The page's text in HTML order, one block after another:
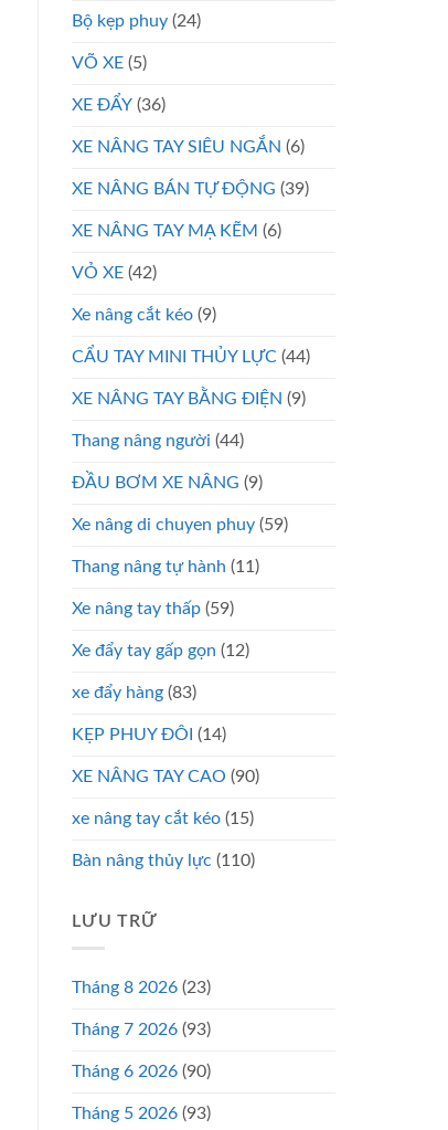
Bộ kẹp phuy (24)
VÕ XE (5)
XE ĐẨY (36)
XE NÂNG TAY SIÊU NGẮN (6)
XE NÂNG BÁN TỰ ĐỘNG (39)
XE NÂNG TAY MẠ KẼM (6)
VỎ XE (42)
Xe nâng cắt kéo (9)
CẨU TAY MINI THỦY LỰC (44)
XE NÂNG TAY BẰNG ĐIỆN (9)
Thang nâng người (44)
ĐẦU BƠM XE NÂNG (9)
Xe nâng di chuyen phuy (59)
Thang nâng tự hành (11)
Xe nâng tay thấp (59)
Xe đẩy tay gấp gọn (12)
xe đẩy hàng (83)
KẸP PHUY ĐÔI (14)
XE NÂNG TAY CAO (90)
xe nâng tay cắt kéo (15)
Bàn nâng thủy lực (110)
LƯU TRỮ
Tháng 8 2026 (23)
Tháng 7 2026 (93)
Tháng 6 2026 (90)
Tháng 5 2026 (93)